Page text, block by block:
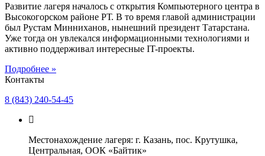
Развитие лагеря началось с открытия Компьютерного центра в
Высокогорском районе РТ. В то время главой администрации
был Рустам Минниханов, нынешний президент Татарстана.
Уже тогда он увлекался информационными технологиями и
активно поддерживал интересные IT-проекты.
Подробнее »
Контакты
8 (843) 240-54-45
Местонахождение лагеря: г. Казань, пос. Крутушка,
Центральная, ООК «Байтик»